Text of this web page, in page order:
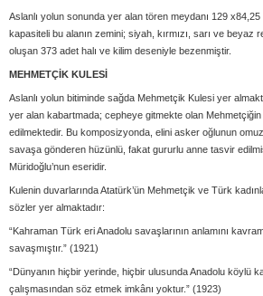
Aslanlı yolun sonunda yer alan tören meydanı 129 x84,25
kapasiteli bu alanın zemini; siyah, kırmızı, sarı ve beyaz
oluşan 373 adet halı ve kilim deseniyle bezenmiştir.
MEHMETÇİK KULESİ
Aslanlı yolun bitiminde sağda Mehmetçik Kulesi yer
yer alan kabartmada; cepheye gitmekte olan Mehmetçiğin
edilmektedir. Bu komposizyonda, elini asker oğlunun
savaşa gönderen hüzünlü, fakat gururlu anne tasvir
Müridoğlu’nun eseridir.
Kulenin duvarlarında Atatürk’ün Mehmetçik ve Türk
sözler yer almaktadır:
“Kahraman Türk eri Anadolu savaşlarının anlamını
savaşmıştır.” (1921)
“Dünyanın hiçbir yerinde, hiçbir ulusunda Anadolu köylü
çalışmasından söz etmek imkânı yoktur.” (1923)